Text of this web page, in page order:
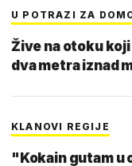
U POTRAZI ZA
Žive na otoku
dva metra iznad
KLANOVI REGIJE
"Kokain gutam u